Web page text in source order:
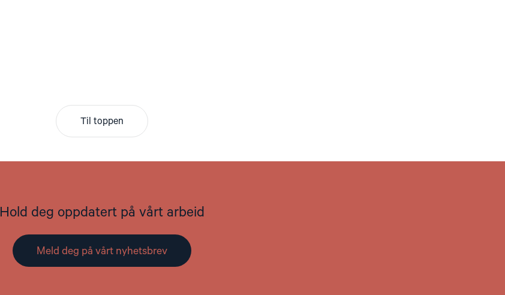
Til toppen
Hold deg oppdatert på vårt arbeid
Meld deg på vårt nyhetsbrev